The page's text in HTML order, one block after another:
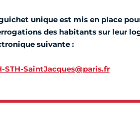
unique est mis en place
des habitants sur leur
suivante :
STH-SaintJacques@paris.fr